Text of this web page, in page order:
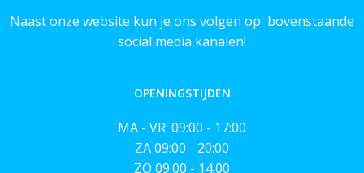
Naast onze website kun je ons volgen op bovenstaande
social media kanalen!
OPENINGSTIJDEN
MA - VR: 09:00 - 17:00
ZA 09:00 - 20:00
ZO 09:00 - 14:00